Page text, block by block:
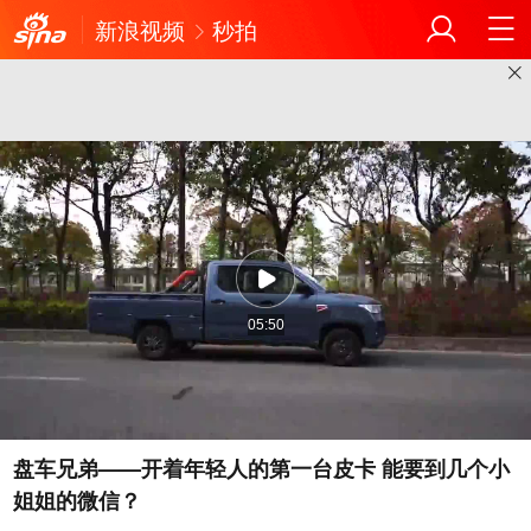
新浪视频 秒拍
05:50
盘车兄弟——开着年轻人的第一台皮卡 能要到几个小
姐姐的微信？